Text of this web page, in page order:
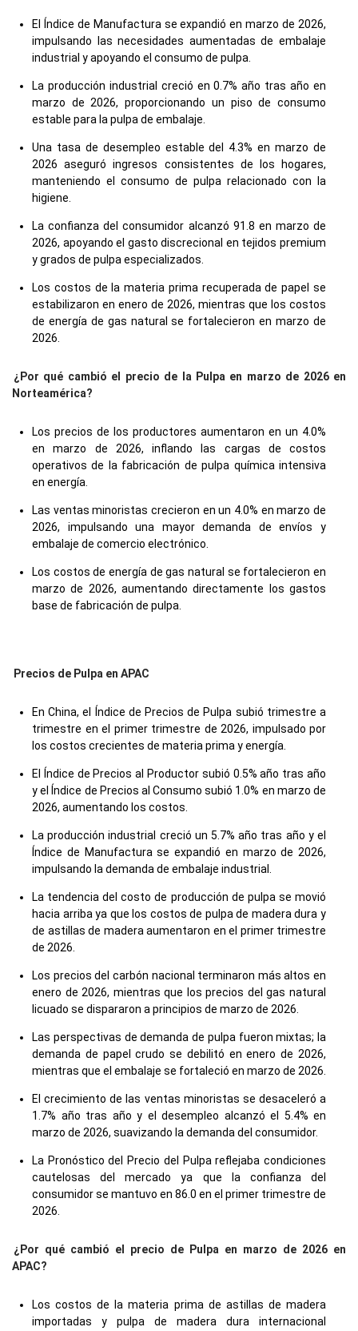
El Índice de Manufactura se expandió en marzo de 2026,
impulsando las necesidades aumentadas de embalaje
industrial y apoyando el consumo de pulpa.
La producción industrial creció en 0.7% año tras año en
marzo de 2026, proporcionando un piso de consumo
estable para la pulpa de embalaje.
Una tasa de desempleo estable del 4.3% en marzo de
2026 aseguró ingresos consistentes de los hogares,
manteniendo el consumo de pulpa relacionado con la
higiene.
La confianza del consumidor alcanzó 91.8 en marzo de
2026, apoyando el gasto discrecional en tejidos premium
y grados de pulpa especializados.
Los costos de la materia prima recuperada de papel se
estabilizaron en enero de 2026, mientras que los costos
de energía de gas natural se fortalecieron en marzo de
2026.
¿Por qué cambió el precio de la Pulpa en marzo de 2026 en
Norteamérica?
Los precios de los productores aumentaron en un 4.0%
en marzo de 2026, inflando las cargas de costos
operativos de la fabricación de pulpa química intensiva
en energía.
Las ventas minoristas crecieron en un 4.0% en marzo de
2026, impulsando una mayor demanda de envíos y
embalaje de comercio electrónico.
Los costos de energía de gas natural se fortalecieron en
marzo de 2026, aumentando directamente los gastos
base de fabricación de pulpa.
Precios de Pulpa en APAC
En China, el Índice de Precios de Pulpa subió trimestre a
trimestre en el primer trimestre de 2026, impulsado por
los costos crecientes de materia prima y energía.
El Índice de Precios al Productor subió 0.5% año tras año
y el Índice de Precios al Consumo subió 1.0% en marzo de
2026, aumentando los costos.
La producción industrial creció un 5.7% año tras año y el
Índice de Manufactura se expandió en marzo de 2026,
impulsando la demanda de embalaje industrial.
La tendencia del costo de producción de pulpa se movió
hacia arriba ya que los costos de pulpa de madera dura y
de astillas de madera aumentaron en el primer trimestre
de 2026.
Los precios del carbón nacional terminaron más altos en
enero de 2026, mientras que los precios del gas natural
licuado se dispararon a principios de marzo de 2026.
Las perspectivas de demanda de pulpa fueron mixtas; la
demanda de papel crudo se debilitó en enero de 2026,
mientras que el embalaje se fortaleció en marzo de 2026.
El crecimiento de las ventas minoristas se desaceleró a
1.7% año tras año y el desempleo alcanzó el 5.4% en
marzo de 2026, suavizando la demanda del consumidor.
La Pronóstico del Precio del Pulpa reflejaba condiciones
cautelosas del mercado ya que la confianza del
consumidor se mantuvo en 86.0 en el primer trimestre de
2026.
¿Por qué cambió el precio de Pulpa en marzo de 2026 en
APAC?
Los costos de la materia prima de astillas de madera
importadas y pulpa de madera dura internacional